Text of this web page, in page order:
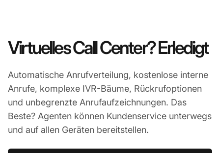
Virtuelles Call Center? Erledigt
Automatische Anrufverteilung, kostenlose interne
Anrufe, komplexe IVR-Bäume, Rückrufoptionen
und unbegrenzte Anrufaufzeichnungen. Das
Beste? Agenten können Kundenservice unterwegs
und auf allen Geräten bereitstellen.